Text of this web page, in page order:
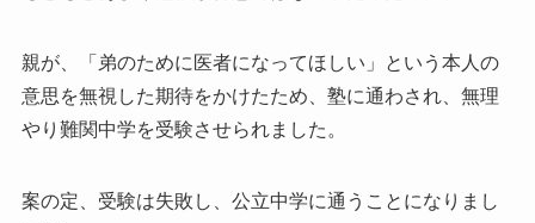
親が、「弟のために医者になってほしい」という本人の
意思を無視した期待をかけたため、塾に通わされ、無理
やり難関中学を受験させられました。
案の定、受験は失敗し、公立中学に通うことになりまし